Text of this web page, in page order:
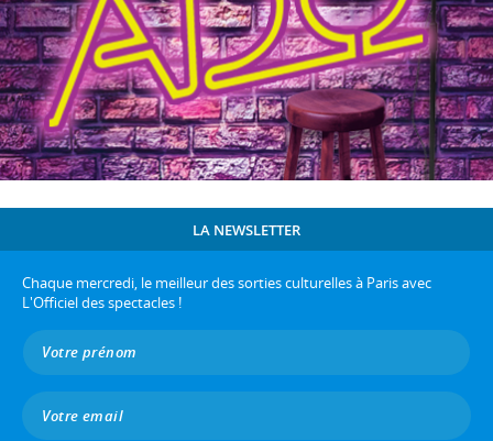
LA NEWSLETTER
Chaque mercredi, le meilleur des sorties culturelles à Paris avec
L'Officiel des spectacles !